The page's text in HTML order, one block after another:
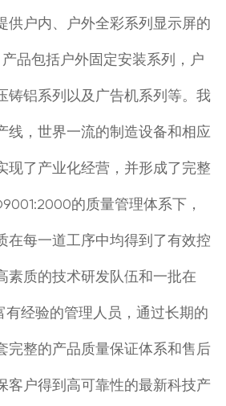
供户内、户外全彩系列显示屏的
品包括户外固定安装系列，户
铸铝系列以及广告机系列等。我
线，世界一流的制造设备和相应
现了产业化经营，并形成了完整
的质量管理体系下，
在每一道工序中均得到了有效控
素质的技术研发队伍和一批在
有经验的管理人员，通过长期的
完整的产品质量保证体系和售后
客户得到高可靠性的最新科技产